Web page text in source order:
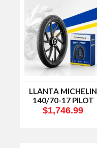
LLANTA MICHELIN
140/70-17 PILOT
STREET 2 66S TRAS
$1,746.99